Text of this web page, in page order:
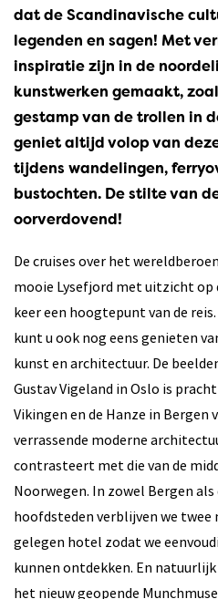
dat de Scandinavische
legenden en sagen! Met
inspiratie zijn in de
kunstwerken gemaakt,
gestamp van de trollen in
geniet altijd volop van
tijdens wandelingen,
bustochten. De stilte van
oorverdovend!
De cruises over het
mooie Lysefjord met uitzicht op
keer een hoogtepunt van de
kunt u ook nog eens genieten
kunst en architectuur. De
Gustav Vigeland in Oslo is
Vikingen en de Hanze in Bergen
verrassende moderne
contrasteert met die van de
Noorwegen. In zowel Bergen als
hoofdsteden verblijven we twee
gelegen hotel zodat we
kunnen ontdekken. En
het nieuw geopende